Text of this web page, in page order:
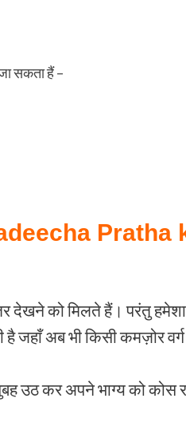
सकता हैं –
देखने को मिलते हैं। परंतु
है जहाँ अब भी किसी कमज़ोर
उठ कर अपने भाग्य को कोस